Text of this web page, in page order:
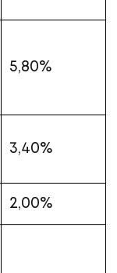
5,80%
3,40%
2,00%